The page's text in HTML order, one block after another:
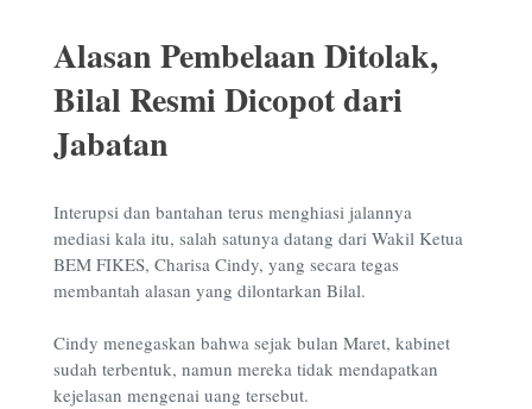
Alasan Pembelaan Ditolak,
Bilal Resmi Dicopot dari
Jabatan
Interupsi dan bantahan terus menghiasi jalannya
mediasi kala itu, salah satunya datang dari Wakil Ketua
BEM FIKES, Charisa Cindy, yang secara tegas
membantah alasan yang dilontarkan Bilal.
Cindy menegaskan bahwa sejak bulan Maret, kabinet
sudah terbentuk, namun mereka tidak mendapatkan
kejelasan mengenai uang tersebut.